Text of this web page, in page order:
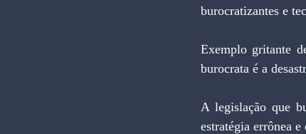
burocratizantes e
Exemplo gritante
burocrata é a
A legislação que
estratégia errônea